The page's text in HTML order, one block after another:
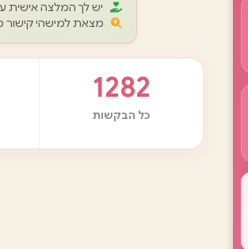
יש לך המלצה אישית
מצאת למישהי
1282
כל הבקשות